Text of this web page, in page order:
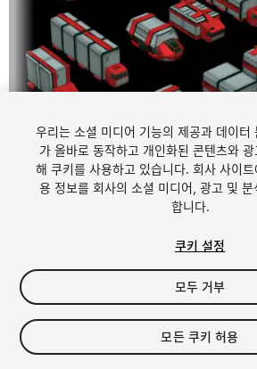
6
$4.99
우리는 소셜 미디어 기능의 제공과 데이터
가 올바로 동작하고 개인화된 콘텐츠와
해 쿠키를 사용하고 있습니다. 회사 사이
용 정보를 회사의 소셜 미디어, 광고 및 분
합니다.
쿠키 설정
모두 거부
모든 쿠키 허용